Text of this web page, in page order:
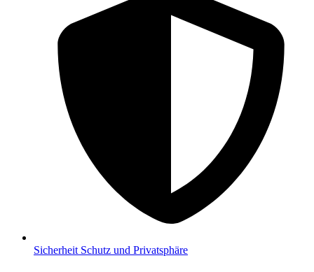
Sicherheit Schutz und Privatsphäre